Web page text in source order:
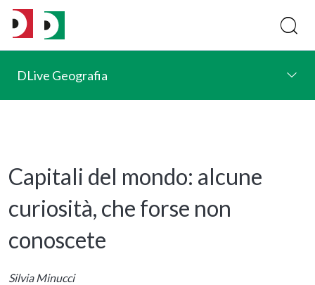
DLive Geografia
Capitali del mondo: alcune
curiosità, che forse non
conoscete
Silvia Minucci